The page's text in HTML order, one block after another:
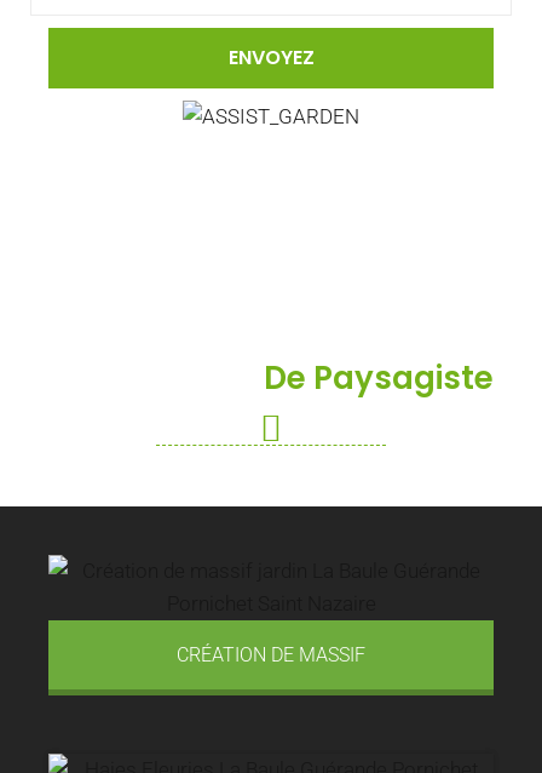
De Paysagiste
CRÉATION DE MASSIF